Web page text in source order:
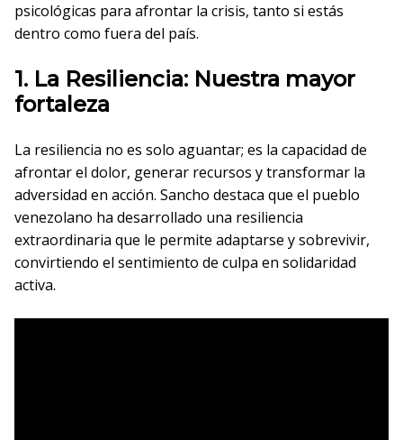
psicológicas para afrontar la crisis, tanto si estás
dentro como fuera del país.
1. La Resiliencia: Nuestra mayor
fortaleza
La resiliencia no es solo aguantar; es la capacidad de
afrontar el dolor, generar recursos y transformar la
adversidad en acción. Sancho destaca que el pueblo
venezolano ha desarrollado una resiliencia
extraordinaria que le permite adaptarse y sobrevivir,
convirtiendo el sentimiento de culpa en solidaridad
activa.